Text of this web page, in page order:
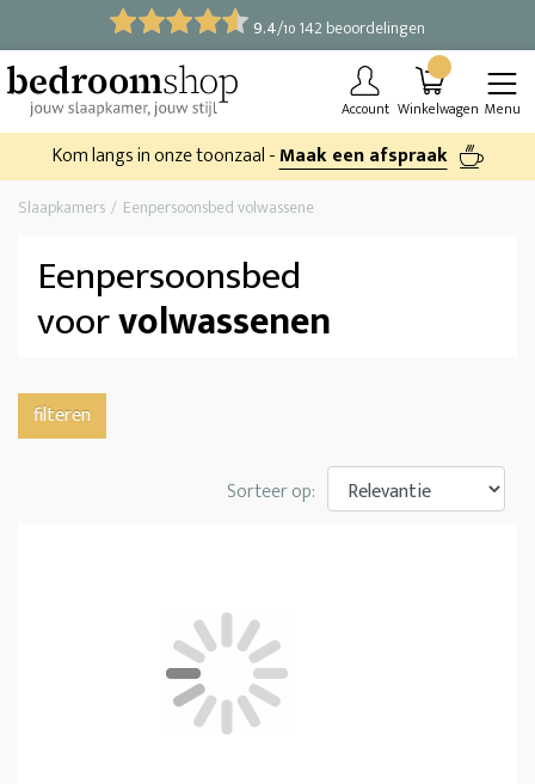
9.4/10 142 beoordelingen
Account Winkelwagen Menu
Kom langs in onze toonzaal -Maak een afspraak
Slaapkamers Eenpersoonsbed volwassene
Eenpersoonsbed
voorvolwassenen
filteren
Sorteer op: